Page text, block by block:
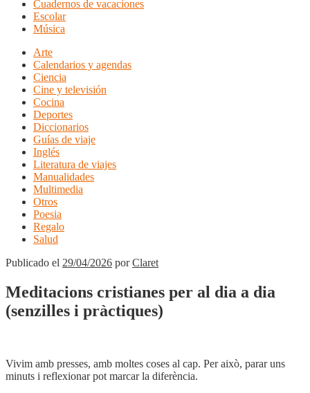
Cuadernos de vacaciones
Escolar
Música
Arte
Calendarios y agendas
Ciencia
Cine y televisión
Cocina
Deportes
Diccionarios
Guías de viaje
Inglés
Literatura de viajes
Manualidades
Multimedia
Otros
Poesia
Regalo
Salud
Publicado el 29/04/2026 porClaret
Meditacions cristianes per al dia a dia
(senzilles i pràctiques)
Vivim amb presses, amb moltes coses al cap. Per això, parar uns
minuts i reflexionar pot marcar la diferència.